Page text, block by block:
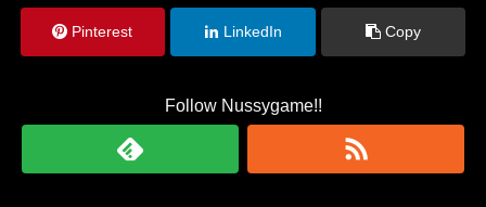
Pinterest LinkedIn Copy
Follow Nussygame!!